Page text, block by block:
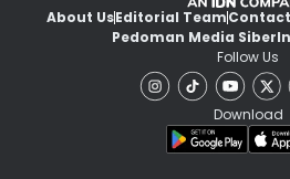
About UsEditorial Team
Pedoman Media Siber
Follow Us
Download